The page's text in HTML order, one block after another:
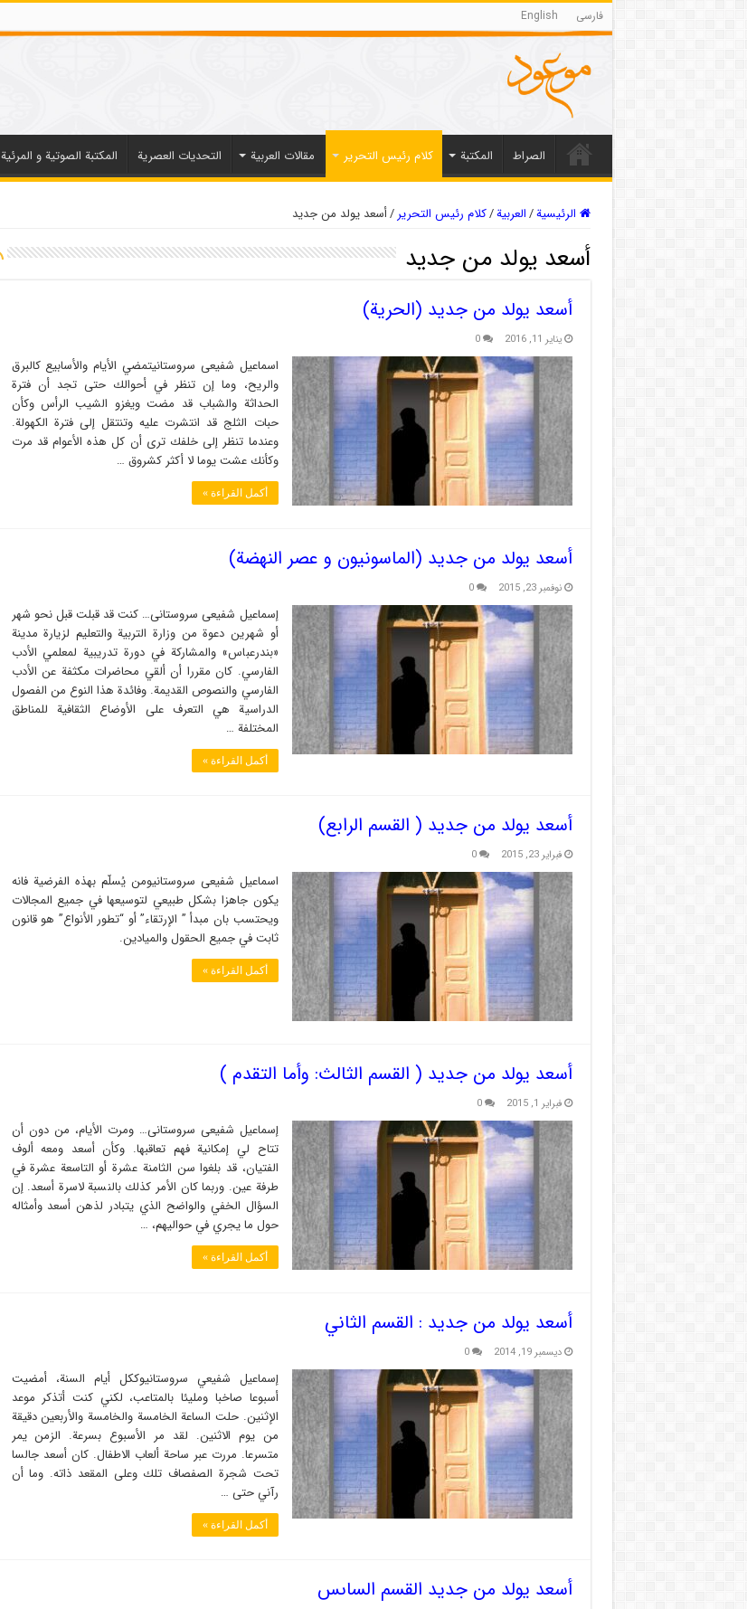
فارسی English
الصراط المکتبة كلام رئيس التحرير مقالات العربیة التحديات العصرية المكتبة الصوتية و المرئية
الرئيسية/العربیة/كلام رئيس التحرير /أسعد يولد من جديد
أسعد يولد من جديد
أسعد يولد من جديد (الحرية)
يناير 11, 2016 0
اسماعیل شفیعی سروستانیتمضي الأيام والأسابيع كالبرق
والريح، وما إن تنظر في أحوالك حتى تجد أن فترة
الحداثة والشباب قد مضت ويغزو الشيب الرأس وكأن
حبات الثلج قد انتشرت عليه وتنتقل إلى فترة الكهولة.
وعندما تنظر إلى خلفك ترى أن كل هذه الأعوام قد مرت
وكأنك عشت يوما لا أكثر كشروق …
أكمل القراءة »
أسعد يولد من جديد (الماسونيون و عصر النهضة)
نوفمبر 23, 2015 0
إسماعیل شفیعی سروستانی… كنت قد قبلت قبل نحو شهر
أو شهرين دعوة من وزارة التربية والتعليم لزيارة مدينة
«بندرعباس» والمشاركة في دورة تدريبية لمعلمي الأدب
الفارسي. كان مقررا أن ألقي محاضرات مكثفة عن الأدب
الفارسي والنصوص القديمة. وفائدة هذا النوع من الفصول
الدراسية هي التعرف على الأوضاع الثقافية للمناطق
المختلفة …
أكمل القراءة »
أسعد يولد من جديد ( القسم الرابع)
فبراير 23, 2015 0
اسماعیل شفیعی سروستانیومن يُسلّم بهذه الفرضية فانه
يكون جاهزا بشكل طبيعي لتوسيعها في جميع المجالات
ويحتسب بان مبدأ ” الإرتقاء” أو “تطور الأنواع” هو قانون
ثابت في جميع الحقول والميادين.
أكمل القراءة »
أسعد يولد من جديد ( القسم الثالث: وأما التقدم )
فبراير 1, 2015 0
إسماعیل شفیعی سروستانی… ومرت الأيام، من دون أن
تتاح لي إمكانية فهم تعاقبها. وكأن أسعد ومعه ألوف
الفتيان، قد بلغوا سن الثامنة عشرة أو التاسعة عشرة في
طرفة عين. وربما كان الأمر كذلك بالنسبة لاسرة أسعد. إن
السؤال الخفي والواضح الذي يتبادر لذهن أسعد وأمثاله
حول ما يجري في حواليهم، …
أكمل القراءة »
أسعد يولد من جديد : القسم الثاني
ديسمبر 19, 2014 0
إسماعيل شفيعي سروستانيوككل أيام السنة، أمضيت
أسبوعا صاخبا ومليئا بالمتاعب، لكني كنت أتذكر موعد
الإثنين. حلت الساعة الخامسة والخامسة والأربعين دقيقة
من يوم الاثنين. لقد مر الأسبوع بسرعة. الزمن يمر
متسرعا. مررت عبر ساحة ألعاب الاطفال. كان أسعد جالسا
تحت شجرة الصفصاف تلك وعلى المقعد ذاته. وما أن
رآني حتى …
أكمل القراءة »
أسعد يولد من جديد القسم الساىس